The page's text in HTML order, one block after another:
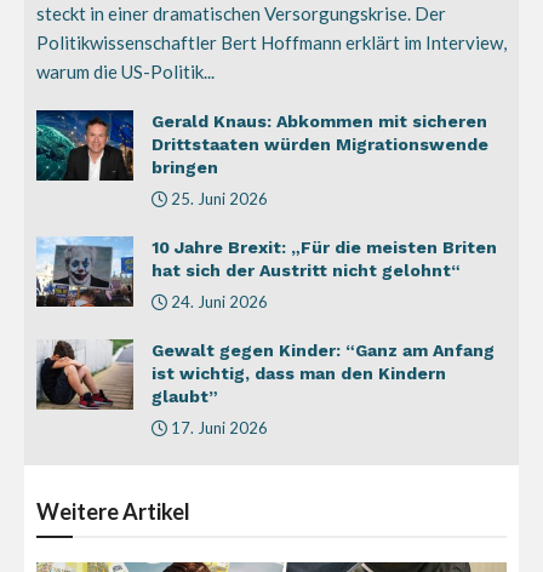
steckt in einer dramatischen Versorgungskrise. Der
Politikwissenschaftler Bert Hoffmann erklärt im Interview,
warum die US-Politik...
Gerald Knaus: Abkommen mit sicheren
Drittstaaten würden Migrationswende
bringen
25. Juni 2026
10 Jahre Brexit: „Für die meisten Briten
hat sich der Austritt nicht gelohnt“
24. Juni 2026
Gewalt gegen Kinder: “Ganz am Anfang
ist wichtig, dass man den Kindern
glaubt”
17. Juni 2026
WeitereArtikel